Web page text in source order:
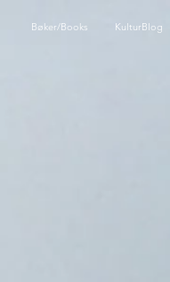
Bøker/Books KulturBlog